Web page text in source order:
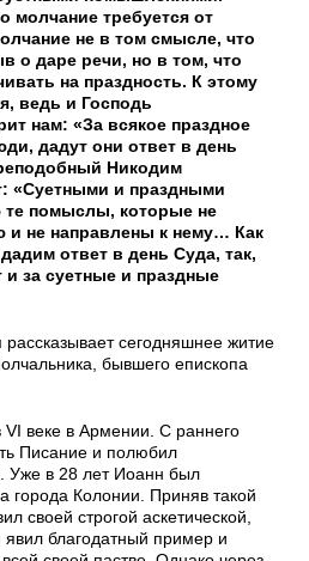
молчание требуется от
не в том смысле, что
о даре речи, но в том, что
на праздность. К этому
ведь и Господь
нам: «За всякое праздное
дадут они ответ в день
Никодим
«Суетными и праздными
помыслы, которые не
и не направлены к нему… Как
ответ в день Суда, так,
и за суетные и праздные
сегодняшнее житие
бывшего епископа
веке в Армении. С раннего
Писание и полюбил
Уже в 28 лет Иоанн был
города Колонии. Приняв такой
своей строгой аскетической,
благодатный пример и